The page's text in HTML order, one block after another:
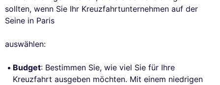
sollten, wenn Sie Ihr Kreuzfahrtunternehmen auf der
Seine in Paris
auswählen:
Budget: Bestimmen Sie, wie viel Sie für Ihre
Kreuzfahrt ausgeben möchten. Mit einem niedrigen